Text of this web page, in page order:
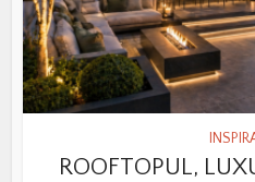
ROOFTOPUL,